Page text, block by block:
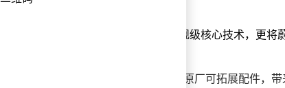
下生活，装得下远方”的出行体验。
术、整车安全、轻量化等方面的旗舰级核心技术，更将
创新、多种巧思设计，以及数十种原厂可拓展配件，